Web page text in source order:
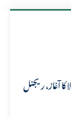
آغاز، ریجنل